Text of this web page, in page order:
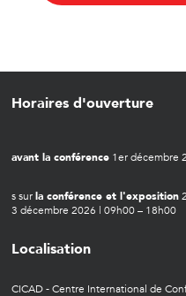
Horaires d'ouverture
avant la conférence 1er décembre
s surla conférence et l'exposition
3 décembre 2026 | 09h00 – 18h00
Localisation
CICAD - Centre International de